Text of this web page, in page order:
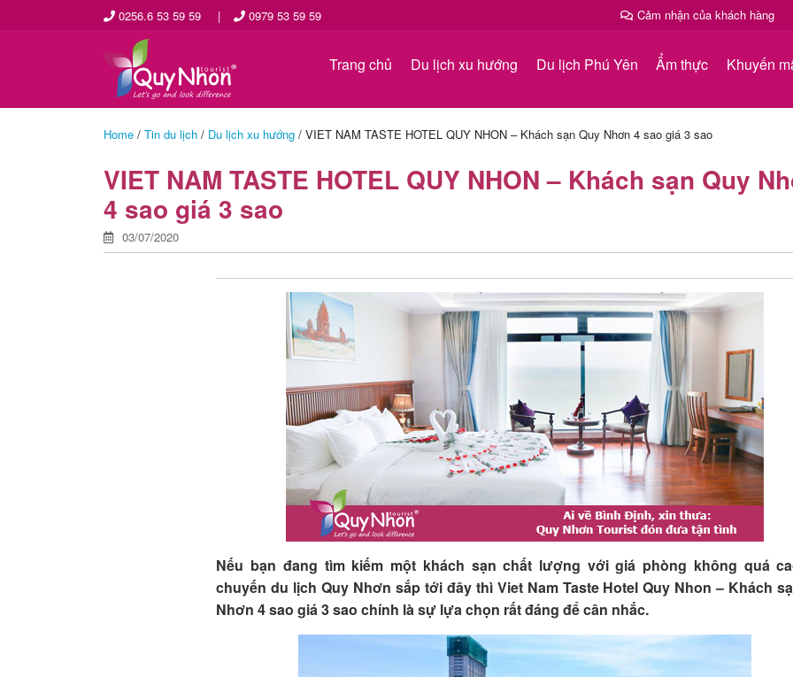
0256.6 53 59 59 | 0979 53 59 59 Cảm nhận của khách hàng
Trang chủ Du lịch xu hướng Du lịch Phú Yên Ẩm thực Khuyến
Home / Tin du lịch / Du lịch xu hướng / VIET NAM TASTE HOTEL QUY NHON – Khách sạn Quy Nhơn 4 sao giá 3 sao
VIET NAM TASTE HOTEL QUY NHON – Khách sạn Quy
4 sao giá 3 sao
03/07/2020
Nếu bạn đang tìm kiếm một khách sạn chất lượng với giá phòng không quá
chuyến du lịch Quy Nhơn sắp tới đây thì Viet Nam Taste Hotel Quy Nhon – Khách
Nhơn 4 sao giá 3 sao chính là sự lựa chọn rất đáng để cân nhắc.